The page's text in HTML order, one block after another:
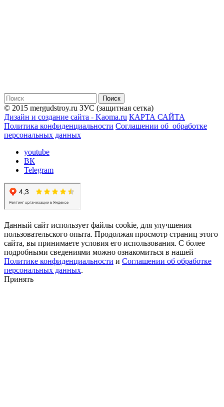
© 2015 mergudstroy.ru ЗУС (защитная сетка)
Дизайн и создание сайта - Kaoma.ru КАРТА САЙТА
Политика конфиденциальности Соглашении об обработке
персональных данных
youtube
ВК
Telegram
Данный сайт использует файлы cookie, для улучшения
пользовательского опыта. Продолжая просмотр страниц этого
сайта, вы принимаете условия его использования. С более
подробными сведениями можно ознакомиться в нашей
Политике конфиденциальности и Соглашении об обработке
персональных данных.
Принять